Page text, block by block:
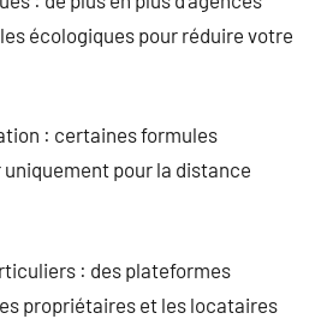
écologiques pour réduire votre
: certaines formules
pour la distance
: des plateformes
propriétaires et les locataires